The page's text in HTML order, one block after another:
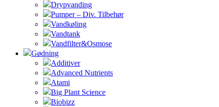
Drypvanding
Pumper – Div. Tilbehør
Vandkøling
Vandtank
Vandfilter&Osmose
Gødning
Additiver
Advanced Nutrients
Atami
Big Plant Science
Biobizz